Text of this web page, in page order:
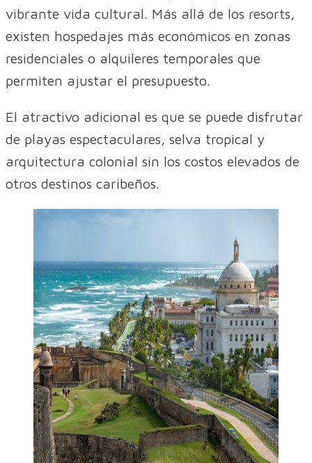
vibrante vida cultural. Más allá de los resorts,
existen hospedajes más económicos en zonas
residenciales o alquileres temporales que
permiten ajustar el presupuesto.
El atractivo adicional es que se puede disfrutar
de playas espectaculares, selva tropical y
arquitectura colonial sin los costos elevados de
otros destinos caribeños.